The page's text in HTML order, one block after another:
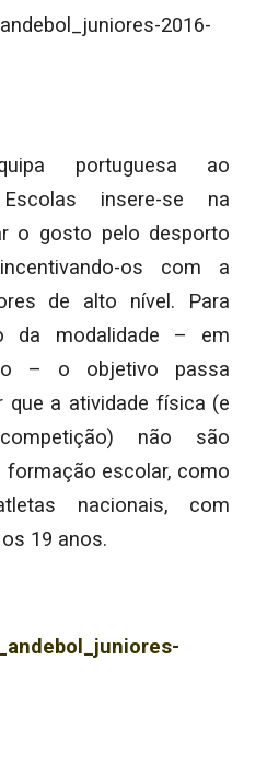
portuguesa ao
insere-se na
o gosto pelo desporto
os com a
de alto nível. Para
da modalidade – em
– o objetivo passa
que a atividade física (e
não são
escolar, como
nacionais, com
19 anos.